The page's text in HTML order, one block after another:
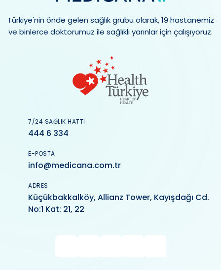
Türkiye'nin önde gelen sağlık grubu olarak, 19 hastanemiz
ve binlerce doktorumuz ile sağlıklı yarınlar için çalışıyoruz.
7/24 SAĞLIK HATTI
444 6 334
E-POSTA
info@medicana.com.tr
ADRES
Küçükbakkalköy, Allianz Tower, Kayışdağı Cd.
No:1 Kat: 21, 22